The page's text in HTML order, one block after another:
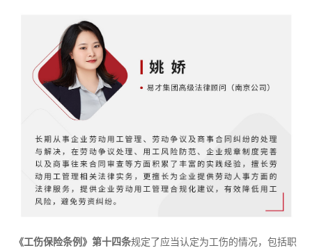
《工伤保险条例》第十四条规定了应当认定为工伤的情况，包括职